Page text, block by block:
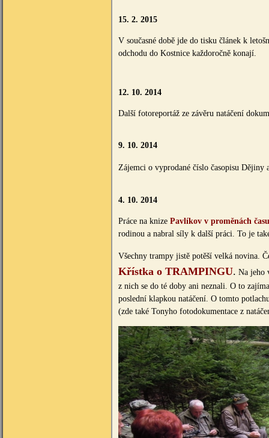
15. 2. 2015
V současné době jde do tisku článek k
odchodu do Kostnice každoročně konají.
12. 10. 2014
Další fotoreportáž ze závěru natáčení
9. 10. 2014
Zájemci o vyprodané číslo časopisu Dějiny
4. 10. 2014
Práce na knize Pavlíkov v proměnách času
rodinou a nabral síly k další práci. To je
Všechny trampy jistě potěší velká novina.
Křístka o TRAMPINGU. Na jeho
z nich se do té doby ani neznali. O to
poslední klapkou natáčení. O tomto
(zde také Tonyho fotodokumentace z